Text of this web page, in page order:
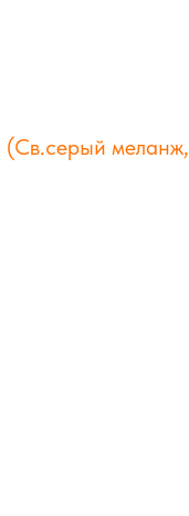
меланж,